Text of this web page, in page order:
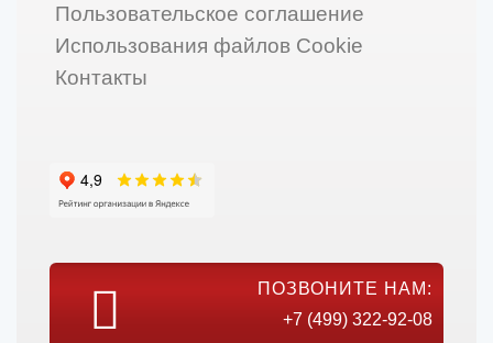
Пользовательское соглашение
Использования файлов Cookie
Контакты
ПОЗВОНИТЕ НАМ:
+7 (499) 322-92-08